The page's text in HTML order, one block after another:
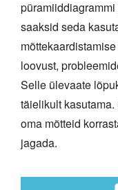
saaksid seda
loovust,
Selle ülevaate
täielikult
oma mõtteid
jagada.